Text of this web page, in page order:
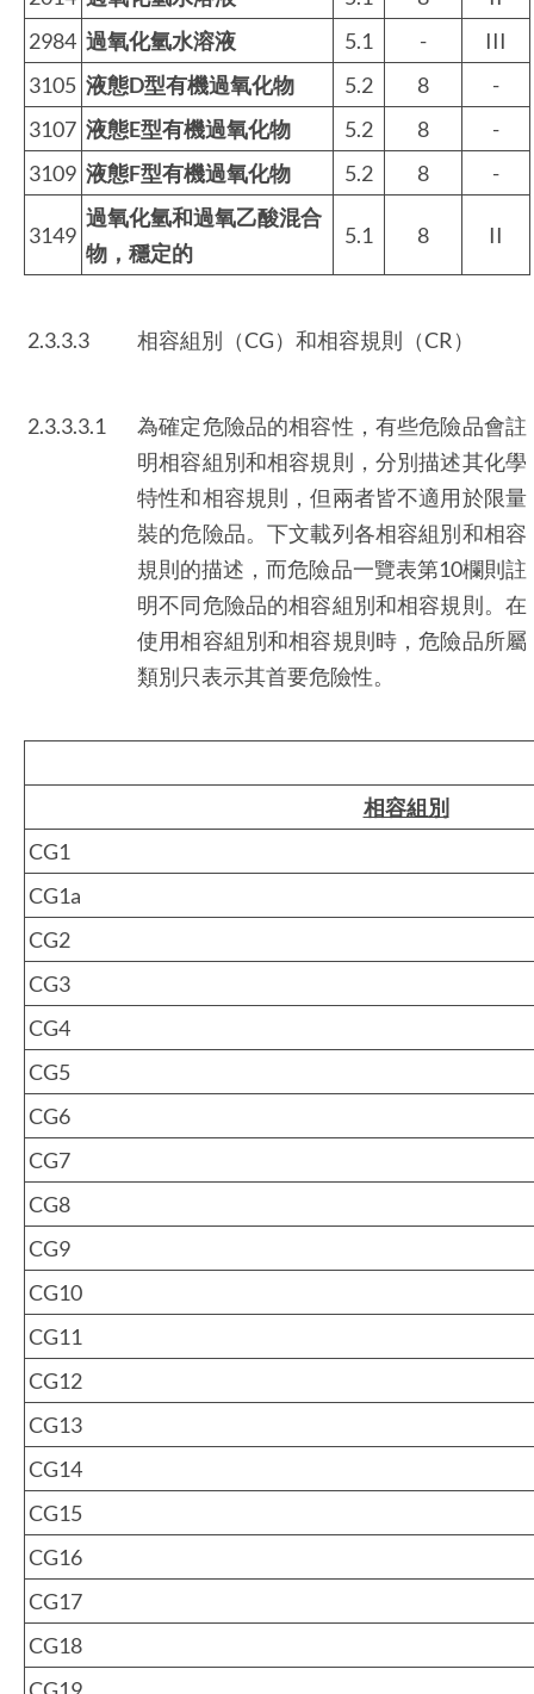
2984 過氧化氫水溶液 5.1 -
III
3105 液態D型有機過氧化物 5.2 8
-
3107 液態E型有機過氧化物 5.2 8
-
3109 液態F型有機過氧化物 5.2 8 -
3149
過氧化氫和過氧乙酸混合
物，穩定的
5.1 8 II
2.3.3.3 相容組別（CG）和相容規則（CR）
2.3.3.3.1
為確定危險品的相容性，有些危險品會註
明相容組別和相容規則，分別描述其化學
特性和相容規則，但兩者皆不適用於限量
裝的危險品。下文載列各相容組別和相容
規則的描述，而危險品一覽表第10欄則註
明不同危險品的相容組別和相容規則。在
使用相容組別和相容規則時，危險品所屬
類別只表示其首要危險性。
相容組別
CG1
CG1a
CG2
CG3
CG4
CG5
CG6
CG7
CG8
CG9
CG10
CG11
CG12
CG13
CG14
CG15
CG16
CG17
CG18